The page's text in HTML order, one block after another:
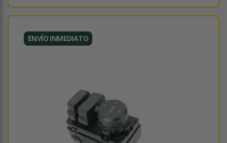
ENVÍO INMEDIATO